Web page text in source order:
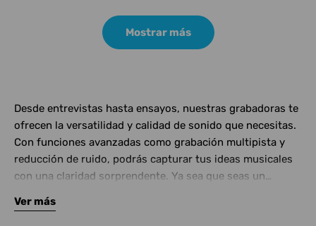
Mostrar más
Desde entrevistas hasta ensayos, nuestras grabadoras te
ofrecen la versatilidad y calidad de sonido que necesitas.
Con funciones avanzadas como grabación multipista y
reducción de ruido, podrás capturar tus ideas musicales
con una claridad sorprendente. Ya sea que seas un
grabar tus propias canciones, tenemos la grabadora
Ver más